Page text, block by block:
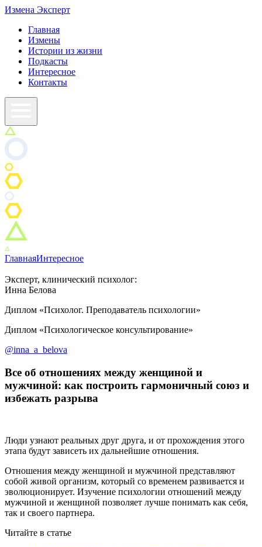
Измена Эксперт
Главная
Измены
Истории из жизни
Подкасты
Интересное
Контакты
ГлавнаяИнтересное
Эксперт, клинический психолог:
Инна Белова
Диплом «Психолог. Преподаватель психологии»
Диплом «Психологическое консультирование»
@inna_a_belova
Все об отношениях между женщиной и
мужчиной: как построить гармоничный союз и
избежать разрыва
Люди узнают реальных друг друга, и от прохождения этого
этапа будут зависеть их дальнейшие отношения.
Отношения между женщиной и мужчиной представляют
собой живой организм, который со временем развивается и
эволюционирует. Изучение психологии отношений между
мужчиной и женщиной позволяет лучше понимать как себя,
так и своего партнера.
Читайте в статье